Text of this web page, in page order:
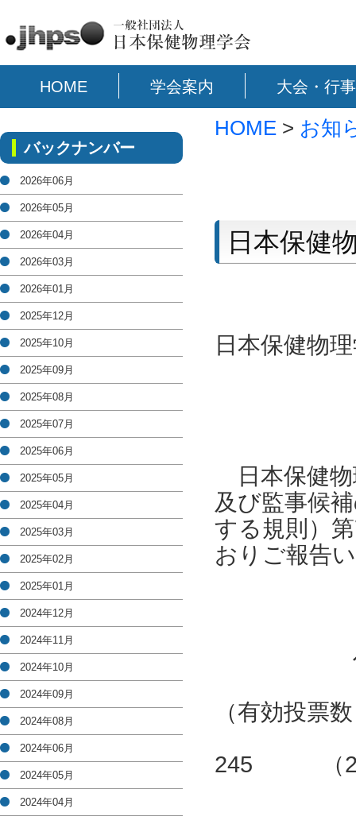
HOME 学会案内 大会・行事
HOME > お知
日本保健
日本保健物
日本保健物
及び監事候
する規則）
おりご報告
代表理
（有効投票
245 （
バックナンバー
2026年06月
2026年05月
2026年04月
2026年03月
2026年01月
2025年12月
2025年10月
2025年09月
2025年08月
2025年07月
2025年06月
2025年05月
2025年04月
2025年03月
2025年02月
2025年01月
2024年12月
2024年11月
2024年10月
2024年09月
2024年08月
2024年06月
2024年05月
2024年04月